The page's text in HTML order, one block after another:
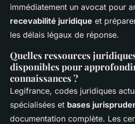
immédiatement un avocat pour
recevabilité juridique et
les délais légaux de réponse.
Quelles ressources
disponibles pour
connaissances ?
Legifrance, codes juridiques
spécialisées et bases
documentation complète. Les